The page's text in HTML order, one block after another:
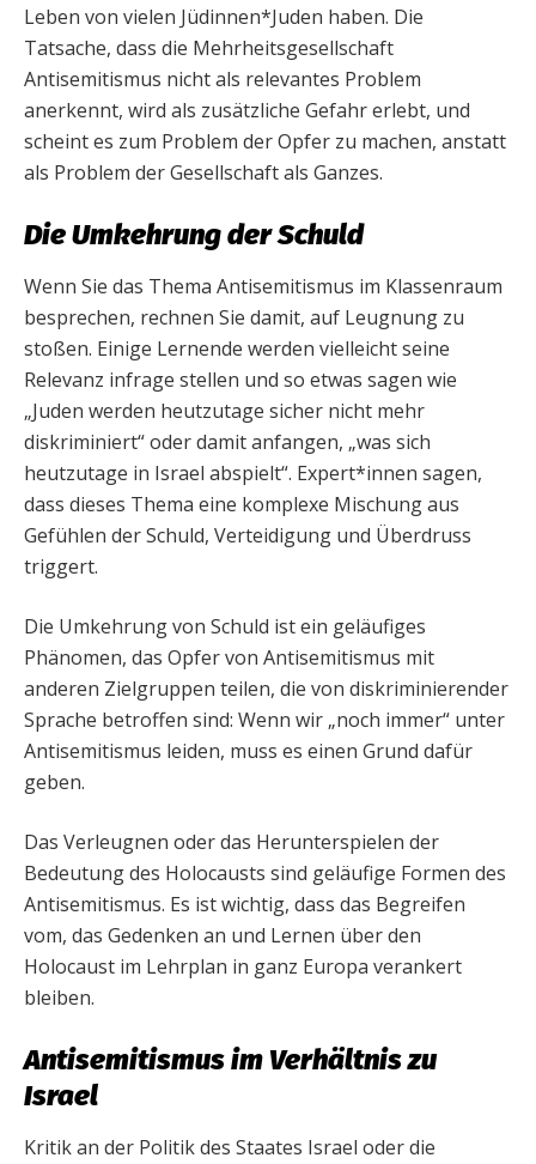
Leben von vielen Jüdinnen*Juden haben. Die
Tatsache, dass die Mehrheitsgesellschaft
Antisemitismus nicht als relevantes Problem
anerkennt, wird als zusätzliche Gefahr erlebt, und
scheint es zum Problem der Opfer zu machen, anstatt
als Problem der Gesellschaft als Ganzes.
Die Umkehrung der Schuld
Wenn Sie das Thema Antisemitismus im Klassenraum
besprechen, rechnen Sie damit, auf Leugnung zu
stoßen. Einige Lernende werden vielleicht seine
Relevanz infrage stellen und so etwas sagen wie
„Juden werden heutzutage sicher nicht mehr
diskriminiert“ oder damit anfangen, „was sich
heutzutage in Israel abspielt“. Expert*innen sagen,
dass dieses Thema eine komplexe Mischung aus
Gefühlen der Schuld, Verteidigung und Überdruss
triggert.
Die Umkehrung von Schuld ist ein geläufiges
Phänomen, das Opfer von Antisemitismus mit
anderen Zielgruppen teilen, die von diskriminierender
Sprache betroffen sind: Wenn wir „noch immer“ unter
Antisemitismus leiden, muss es einen Grund dafür
geben.
Das Verleugnen oder das Herunterspielen der
Bedeutung des Holocausts sind geläufige Formen des
Antisemitismus. Es ist wichtig, dass das Begreifen
vom, das Gedenken an und Lernen über den
Holocaust im Lehrplan in ganz Europa verankert
bleiben.
Antisemitismus im Verhältnis zu
Israel
Kritik an der Politik des Staates Israel oder die